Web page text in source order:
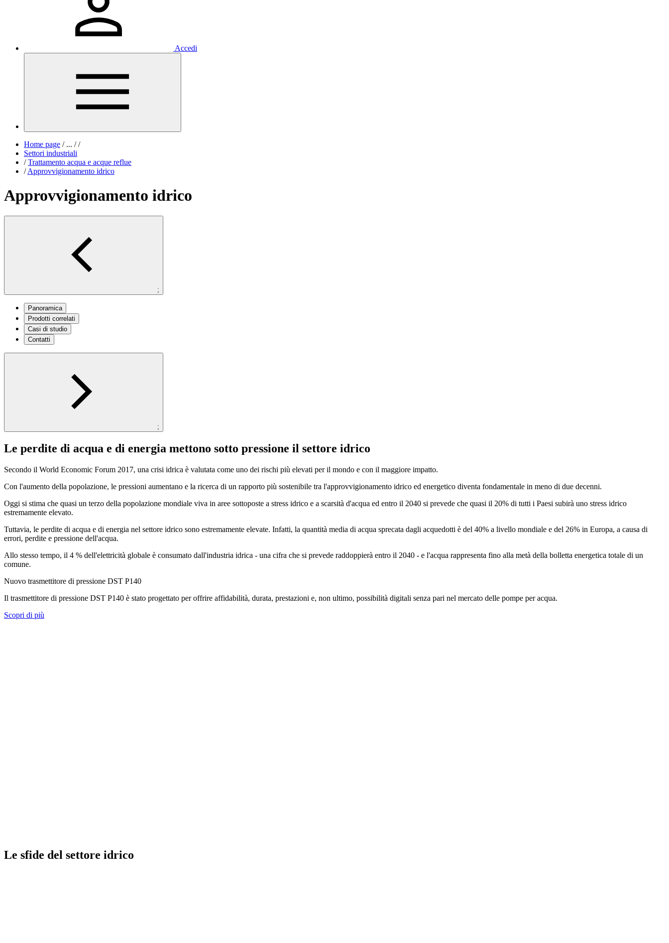
Accedi
Home page /... / /
Settori industriali
/ Trattamento acqua e acque reflue
/ Approvvigionamento idrico
Approvvigionamento idrico
;
Panoramica
Prodotti correlati
Casi di studio
Contatti
;
Le perdite di acqua e di energia mettono sotto pressione il settore idrico
Secondo il World Economic Forum 2017, una crisi idrica è valutata come uno dei rischi più elevati per il mondo e con il maggiore impatto.
Con l'aumento della popolazione, le pressioni aumentano e la ricerca di un rapporto più sostenibile tra l'approvvigionamento idrico ed energetico diventa fondamentale in meno di due decenni.
Oggi si stima che quasi un terzo della popolazione mondiale viva in aree sottoposte a stress idrico e a scarsità d'acqua ed entro il 2040 si prevede che quasi il 20% di tutti i Paesi subirà uno stress idrico
estremamente elevato.
Tuttavia, le perdite di acqua e di energia nel settore idrico sono estremamente elevate. Infatti, la quantità media di acqua sprecata dagli acquedotti è del 40% a livello mondiale e del 26% in Europa, a causa di
errori, perdite e pressione dell'acqua.
Allo stesso tempo, il 4 % dell'elettricità globale è consumato dall'industria idrica - una cifra che si prevede raddoppierà entro il 2040 - e l'acqua rappresenta fino alla metà della bolletta energetica totale di un
comune.
Nuovo trasmettitore di pressione DST P140
Il trasmettitore di pressione DST P140 è stato progettato per offrire affidabilità, durata, prestazioni e, non ultimo, possibilità digitali senza pari nel mercato delle pompe per acqua.
Scopri di più
Le sfide del settore idrico